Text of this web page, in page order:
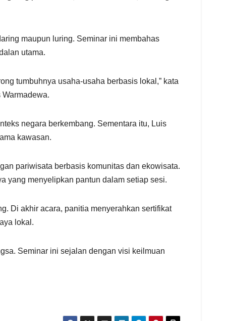
maupun luring. Seminar ini membahas
utama.
tumbuhnya usaha-usaha berbasis lokal,” kata
negara berkembang. Sementara itu, Luis
kawasan.
pariwisata berbasis komunitas dan ekowisata.
yang menyelipkan pantun dalam setiap sesi.
Di akhir acara, panitia menyerahkan sertifikat
lokal.
Seminar ini sejalan dengan visi keilmuan